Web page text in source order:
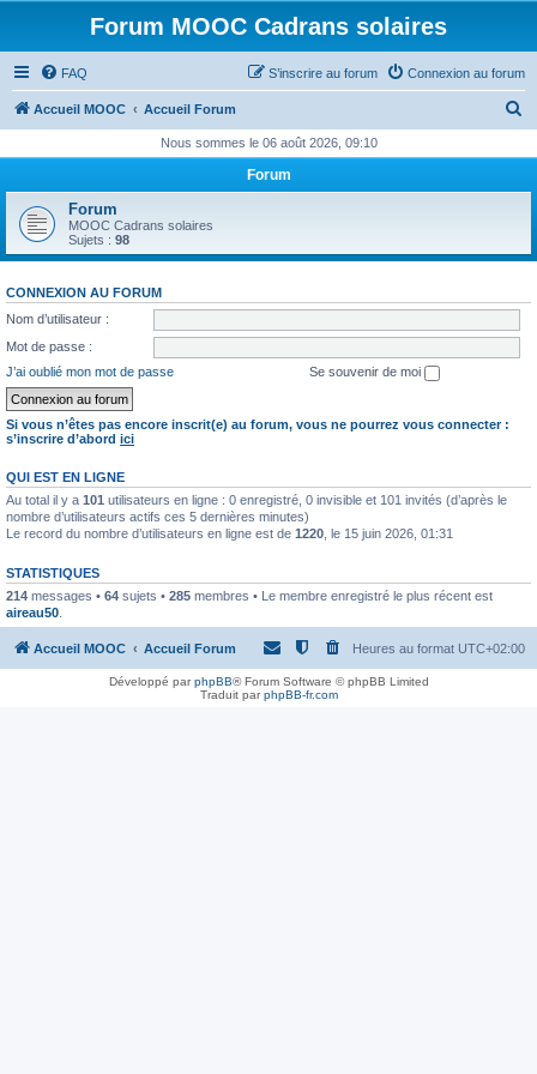
Forum MOOC Cadrans solaires
FAQ Connexion au forum
S’inscrire au forum
Accueil MOOC Accueil Forum
h
r
Nous sommes le 06 août 2026, 09:10
Forum
Forum
MOOC Cadrans solaires
Sujets : 98
CONNEXION AU FORUM
Nom d’utilisateur :
Mot de passe :
J’ai oublié mon mot de passe
Se souvenir de moi
Si vous n’êtes pas encore inscrit(e) au forum, vous ne pourrez vous connecter :
s’inscrire d’abord ici
QUI EST EN LIGNE
Au total il y a 101 utilisateurs en ligne : 0 enregistré, 0 invisible et 101 invités (d’après le
nombre d’utilisateurs actifs ces 5 dernières minutes)
Le record du nombre d’utilisateurs en ligne est de 1220 , le 15 juin 2026, 01:31
STATISTIQUES
214 messages • 64 sujets • 285 membres • Le membre enregistré le plus récent est
aireau50
Accueil MOOC Accueil Forum Heures au format UTC+02:00
Développé parphpBB® Forum Software © phpBB Limited
Traduit parphpBB-fr.com